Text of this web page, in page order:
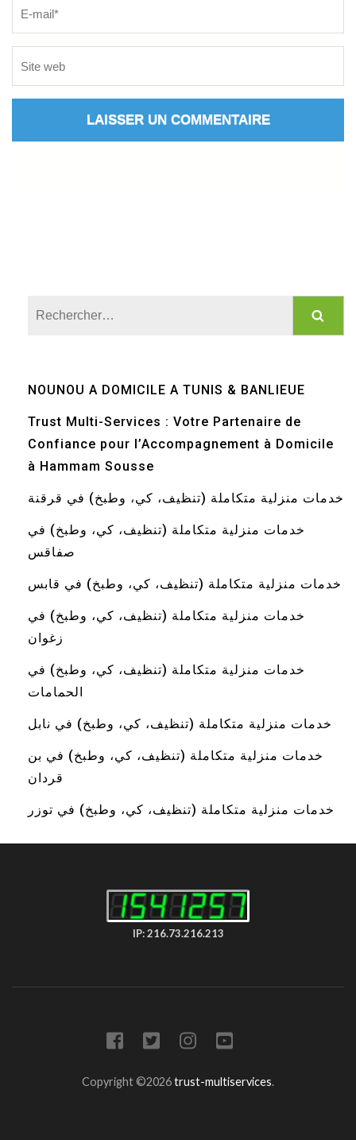
NOUNOU A DOMICILE A TUNIS & BANLIEUE
Trust Multi-Services : Votre Partenaire de
Confiance pour l’Accompagnement à Domicile
à Hammam Sousse
خدمات منزلية متكاملة (تنظيف، كي، وطبخ) في قرقنة
خدمات منزلية متكاملة (تنظيف، كي، وطبخ) في
صفاقس
خدمات منزلية متكاملة (تنظيف، كي، وطبخ) في قابس
خدمات منزلية متكاملة (تنظيف، كي، وطبخ) في
زغوان
خدمات منزلية متكاملة (تنظيف، كي، وطبخ) في
الحمامات
خدمات منزلية متكاملة (تنظيف، كي، وطبخ) في نابل
خدمات منزلية متكاملة (تنظيف، كي، وطبخ) في بن
قردان
خدمات منزلية متكاملة (تنظيف، كي، وطبخ) في توزر
IP: 216.73.216.213
Copyright ©2026trust-multiservices.